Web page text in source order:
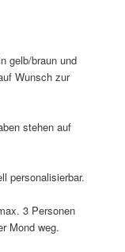
gelb/braun und
Wunsch zur
stehen auf
personalisierbar.
3 Personen
Mond weg.